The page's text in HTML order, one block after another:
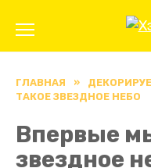
содержанию
ГЛАВНАЯ »
ТАКОЕ ЗВЕЗДНОЕ НЕБО
Впервые
звездное